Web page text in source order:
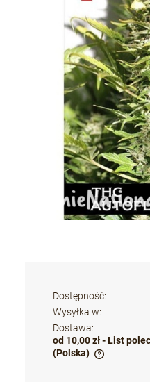
Dostępność:
Wysyłka w:
Dostawa:
od 10,00 zł - List
(Polska)
Cena nie zawiera